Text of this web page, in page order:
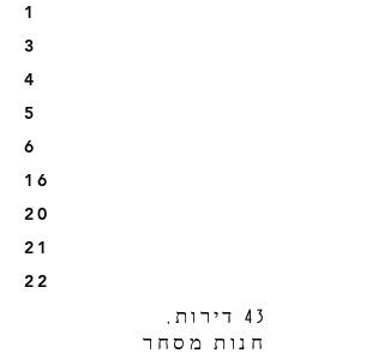
1
3
4
5
6
16
20
21
22
43 דירות,
חנות מסחר